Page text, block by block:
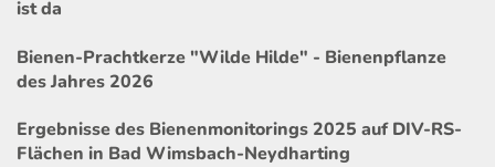
ist da
Bienen-Prachtkerze "Wilde Hilde" - Bienenpflanze
des Jahres 2026
Ergebnisse des Bienenmonitorings 2025 auf DIV-RS-
Flächen in Bad Wimsbach-Neydharting